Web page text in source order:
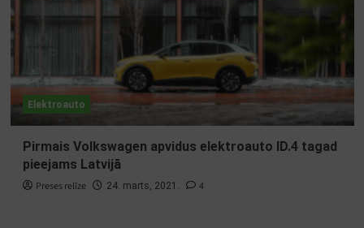
Elektroauto
Pirmais Volkswagen apvidus elektroauto ID.4 tagad
pieejams Latvijā
Preses relīze 24. marts, 2021. 4